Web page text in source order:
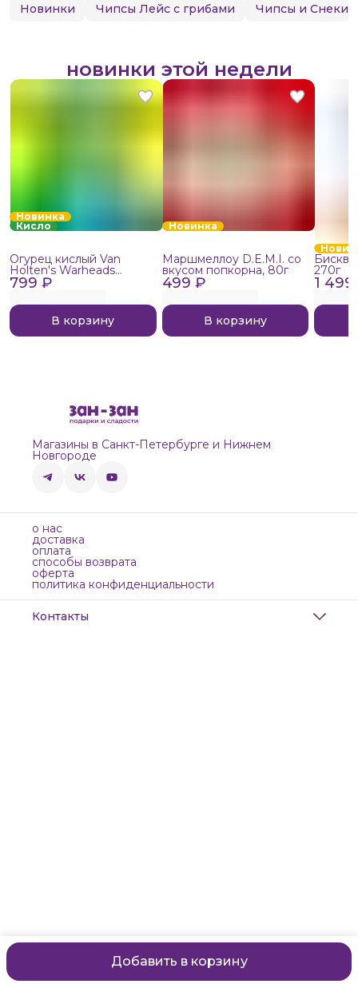
Добавить в корзину
Новинки Чипсы Лейс с грибами Чипсы и Снеки
новинки этой недели
Новинка
Кисло
799 ₽
Огурец кислый Van
Holten's Warheads
Extreme Sour, 140г
В корзину
Новинка
499 ₽
Маршмеллоу D.E.M.I. со
вкусом попкорна, 80г
В корзину
1
270г
Магазины в Санкт-Петербурге и Нижнем
Новгороде
о нас
доставка
оплата
способы возврата
оферта
политика конфиденциальности
Контакты